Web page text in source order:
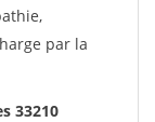
par la
33210